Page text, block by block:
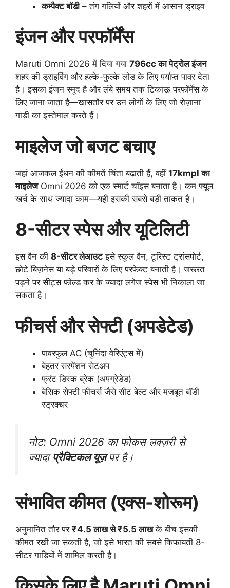
कम्पैक्ट बॉडी– तंग गलियों और शहरों में आसान ड्राइव
इंजन और परफॉर्मेंस
Maruti Omni 2026 में दिया गया 796cc का पेट्रोल इंजन
शहर की ड्राइविंग और हल्के-फुल्के लोड के लिए पर्याप्त पावर देता
है। इसका इंजन स्मूद है और लंबे समय तक टिकाऊ परफॉर्मेंस के
लिए जाना जाता है—खासतौर पर उन लोगों के लिए जो रोज़ाना
गाड़ी का इस्तेमाल करते हैं।
माइलेज जो बजट बचाए
जहां आजकल ईंधन की कीमतें चिंता बढ़ाती हैं, वहीं17kmpl का
माइलेजOmni 2026 को एक स्मार्ट चॉइस बनाता है। कम फ्यूल
खर्च के साथ ज्यादा काम—यही इसकी सबसे बड़ी ताकत है।
8-सीटर स्पेस और यूटिलिटी
इस वैन की 8-सीटर लेआउटइसे स्कूल वैन, टूरिस्ट ट्रांसपोर्ट,
छोटे बिज़नेस या बड़े परिवारों के लिए परफेक्ट बनाती है। जरूरत
पड़ने पर सीट्स फोल्ड कर के ज्यादा लगेज स्पेस भी निकाला जा
सकता है।
फीचर्स और सेफ्टी (अपडेटेड)
पावरफुल AC (चुनिंदा वेरिएंट्स में)
बेहतर सस्पेंशन सेटअप
फ्रंट डिस्क ब्रेक (अपग्रेडेड)
बेसिक सेफ्टी फीचर्स जैसे सीट बेल्ट और मजबूत बॉडी
स्ट्रक्चर
नोट: Omni 2026 का फोकस लक्ज़री से
ज्यादा प्रैक्टिकल यूज़पर है।
संभावित कीमत (एक्स-शोरूम)
अनुमानित तौर पर ₹4.5 लाख से ₹5.5 लाखके बीच इसकी
कीमत रखी जा सकती है, जो इसे भारत की सबसे किफायती 8-
सीटर गाड़ियों में शामिल करती है।